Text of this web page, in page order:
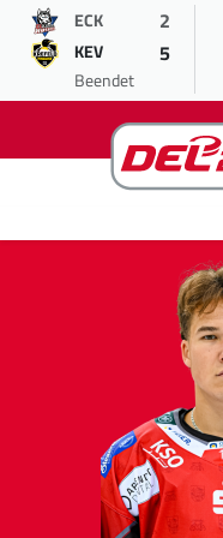
ECK 2
KEV 5
Beendet